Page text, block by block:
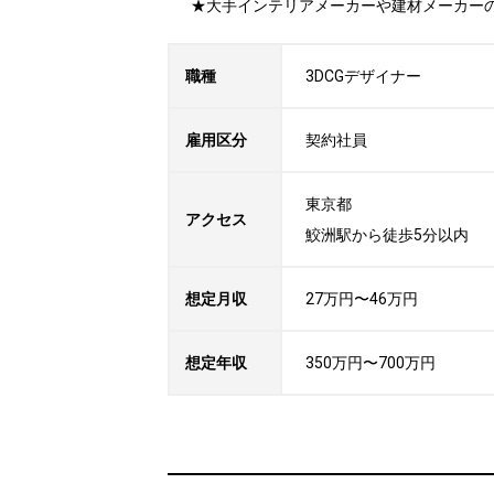
★大手インテリアメーカーや建材メーカー
職種 3DCGデザイナー
雇用区分 契約社員
アクセス
東京都
鮫洲駅から徒歩5分以内
想定月収 27万円〜46万円
想定年収 350万円〜700万円